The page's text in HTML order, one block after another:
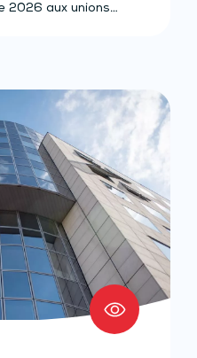
2026 aux unions…